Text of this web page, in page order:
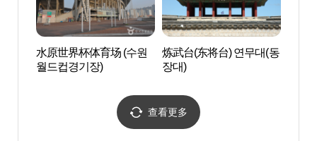
水原世界杯体育场 (수원
월드컵경기장)
炼武台(东将台) 연무대(동
장대)
查看更多